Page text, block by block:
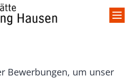
Bewerbungen, um unser